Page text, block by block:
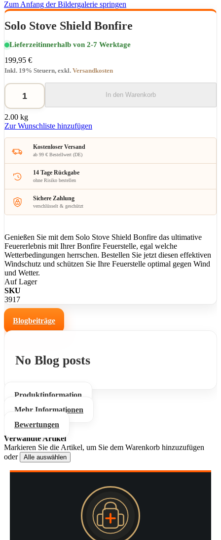
Zum Anfang der Bildergalerie springen
Solo Stove Shield Bonfire
Lieferzeitinnerhalb von 2-7 Werktage
199,95 €
Inkl. 19% Steuern, exkl. Versandkosten
In den Warenkorb
2.00 kg
Zur Wunschliste hinzufügen
Kostenloser Versand
ab 99 € Bestellwert (DE)
14 Tage Rückgabe
ohne Risiko bestellen
Sichere Zahlung
verschlüsselt & geschützt
Genießen Sie mit dem Solo Stove Shield Bonfire das ultimative
Feuererlebnis mit Ihrer Bonfire Feuerstelle, egal welche
Wetterbedingungen herrschen. Bestellen Sie jetzt diesen effektiven
Windschutz und schützen Sie Ihre Feuerstelle optimal gegen Wind
und Wetter.
Auf Lager
SKU
3917
Blogbeiträge
No Blog posts
Produktinformation
Mehr Informationen
Bewertungen
Verwandte Artikel
Markieren Sie die Artikel, um Sie dem Warenkorb hinzuzufügen
oder
Alle auswählen